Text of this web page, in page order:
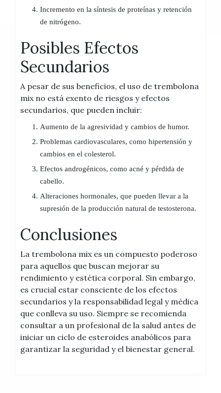
Incremento en la síntesis de proteínas y retención
de nitrógeno.
Posibles Efectos
Secundarios
A pesar de sus beneficios, el uso de trembolona
mix no está exento de riesgos y efectos
secundarios, que pueden incluir:
Aumento de la agresividad y cambios de humor.
Problemas cardiovasculares, como hipertensión y
cambios en el colesterol.
Efectos androgénicos, como acné y pérdida de
cabello.
Alteraciones hormonales, que pueden llevar a la
supresión de la producción natural de testosterona.
Conclusiones
La trembolona mix es un compuesto poderoso
para aquellos que buscan mejorar su
rendimiento y estética corporal. Sin embargo,
es crucial estar consciente de los efectos
secundarios y la responsabilidad legal y médica
que conlleva su uso. Siempre se recomienda
consultar a un profesional de la salud antes de
iniciar un ciclo de esteroides anabólicos para
garantizar la seguridad y el bienestar general.